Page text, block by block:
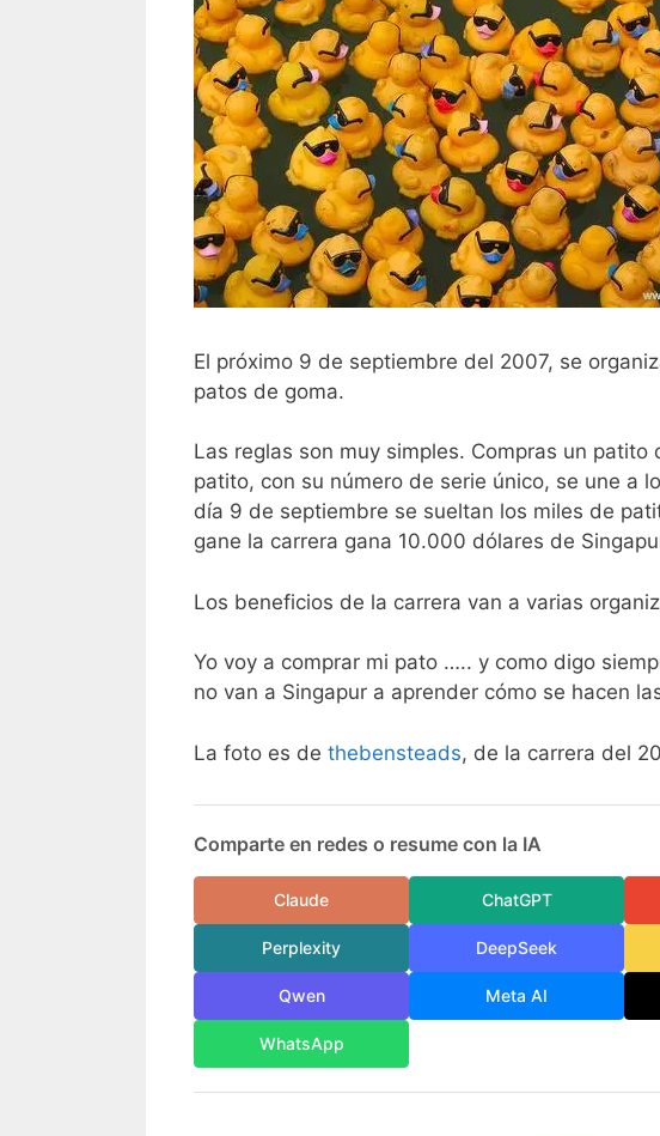
El próximo 9 de septiembre del 2007, se
patos de goma.
Las reglas son muy simples. Compras un
patito, con su número de serie único, se une a
día 9 de septiembre se sueltan los miles de
gane la carrera gana 10.000 dólares de
Los beneficios de la carrera van a varias
Yo voy a comprar mi pato ….. y como digo
no van a Singapur a aprender cómo se hacen
La foto es de thebensteads, de la carrera del
Comparte en redes o resume con la IA
Claude ChatGPT
Perplexity DeepSeek
Qwen Meta AI
WhatsApp